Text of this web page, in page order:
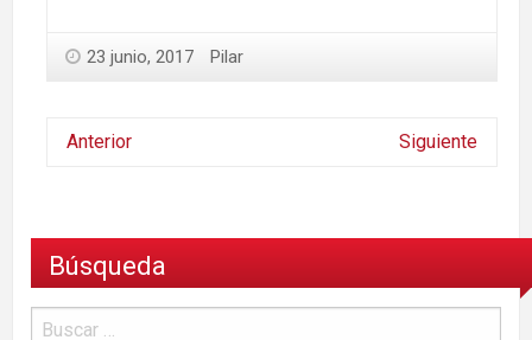
23 junio, 2017 Pilar
Anterior Siguiente
Búsqueda